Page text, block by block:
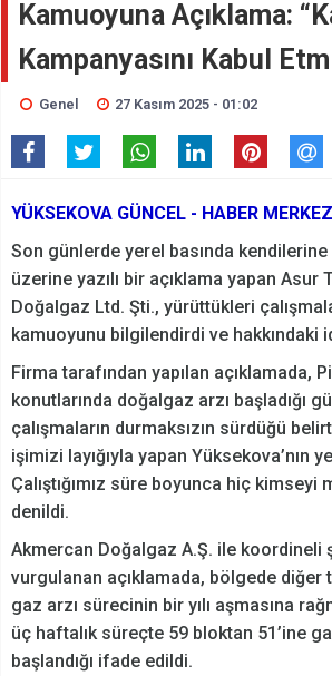
Kamuoyuna Açıklama:
Kampanyasını Kabul
Genel 27 Kasım 2025 - 01:02
YÜKSEKOVA GÜNCEL - HABER
Son günlerde yerel basında
üzerine yazılı bir açıklama yapan Asur
Doğalgaz Ltd. Şti., yürüttükleri
kamuoyunu bilgilendirdi ve hakkındaki
Firma tarafından yapılan açıklamada,
konutlarında doğalgaz arzı başladığı
çalışmaların durmaksızın sürdüğü
işimizi layığıyla yapan Yüksekova’nın
Çalıştığımız süre boyunca hiç kimseyi
denildi.
Akmercan Doğalgaz A.Ş. ile koordineli
vurgulanan açıklamada, bölgede diğer
gaz arzı sürecinin bir yılı aşmasına
üç haftalık süreçte 59 bloktan 51’ine
başlandığı ifade edildi.